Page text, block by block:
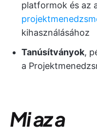
platformok és az
kihasználásához
Tanúsítványok,
a
Mi az a